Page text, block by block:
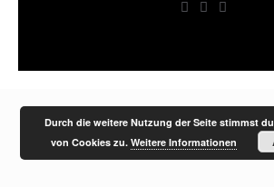
Durch die weitere Nutzung der Seite stimmst
von Cookies zu.Weitere Informationen